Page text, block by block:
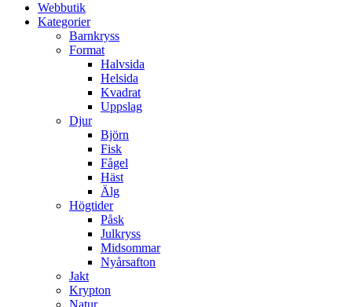
Webbutik
Kategorier
Barnkryss
Format
Halvsida
Helsida
Kvadrat
Uppslag
Djur
Björn
Fisk
Fågel
Häst
Älg
Högtider
Påsk
Julkryss
Midsommar
Nyårsafton
Jakt
Krypton
Natur